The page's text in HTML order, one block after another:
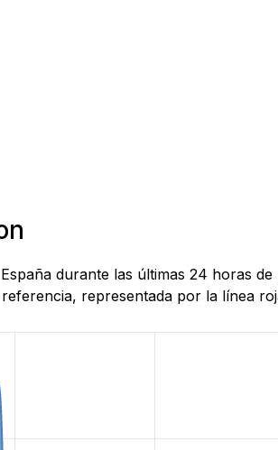
durante las últimas 24 horas
representada por la línea